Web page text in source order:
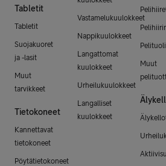
Tabletit
Tabletit
Suojakuoret
ja -lasit
Muut
tarvikkeet
Tietokoneet
Kannettavat
tietokoneet
Pöytätietokoneet
Vastamelukuulokkeet
Nappikuulokkeet
Langattomat
kuulokkeet
Urheilukuulokkeet
Langalliset
kuulokkeet
Muut